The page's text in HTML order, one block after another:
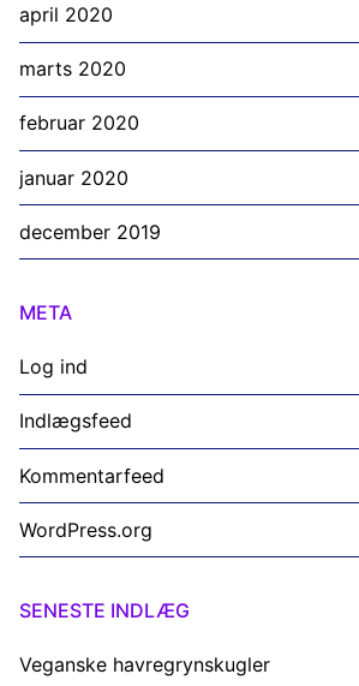
april 2020
marts 2020
februar 2020
januar 2020
december 2019
META
Log ind
Indlægsfeed
Kommentarfeed
WordPress.org
SENESTE INDLÆG
Veganske havregrynskugler